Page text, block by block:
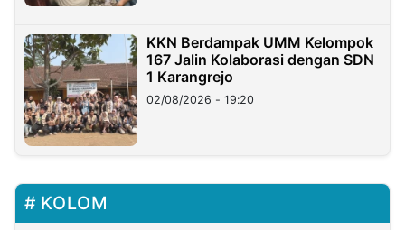
KKN Berdampak UMM Kelompok
167 Jalin Kolaborasi dengan SDN
1 Karangrejo
02/08/2026 - 19:20
KOLOM